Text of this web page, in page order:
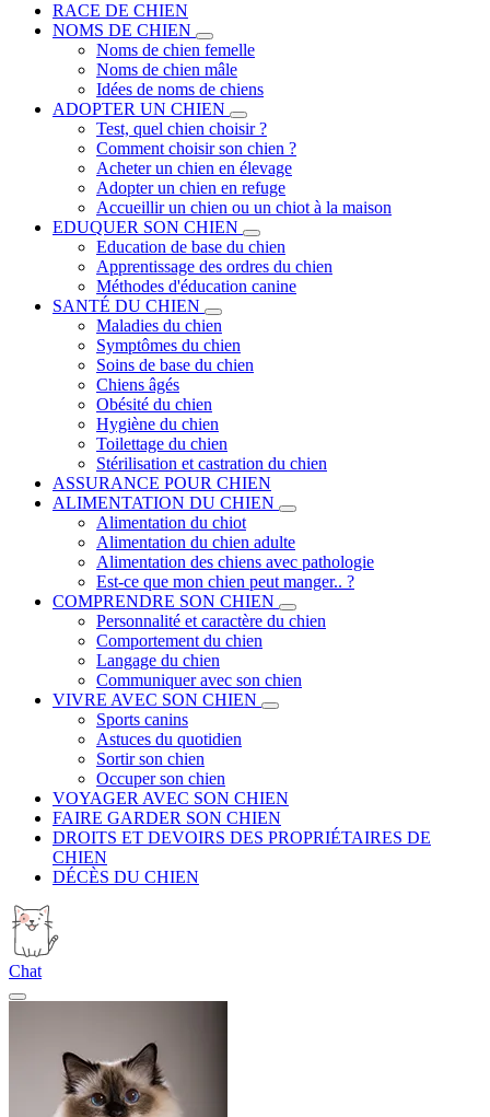
RACE DE CHIEN
NOMS DE CHIEN
Noms de chien femelle
Noms de chien mâle
Idées de noms de chiens
ADOPTER UN CHIEN
Test, quel chien choisir ?
Comment choisir son chien ?
Acheter un chien en élevage
Adopter un chien en refuge
Accueillir un chien ou un chiot à la maison
EDUQUER SON CHIEN
Education de base du chien
Apprentissage des ordres du chien
Méthodes d'éducation canine
SANTÉ DU CHIEN
Maladies du chien
Symptômes du chien
Soins de base du chien
Chiens âgés
Obésité du chien
Hygiène du chien
Toilettage du chien
Stérilisation et castration du chien
ASSURANCE POUR CHIEN
ALIMENTATION DU CHIEN
Alimentation du chiot
Alimentation du chien adulte
Alimentation des chiens avec pathologie
Est-ce que mon chien peut manger.. ?
COMPRENDRE SON CHIEN
Personnalité et caractère du chien
Comportement du chien
Langage du chien
Communiquer avec son chien
VIVRE AVEC SON CHIEN
Sports canins
Astuces du quotidien
Sortir son chien
Occuper son chien
VOYAGER AVEC SON CHIEN
FAIRE GARDER SON CHIEN
DROITS ET DEVOIRS DES PROPRIÉTAIRES DE
CHIEN
DÉCÈS DU CHIEN
Chat